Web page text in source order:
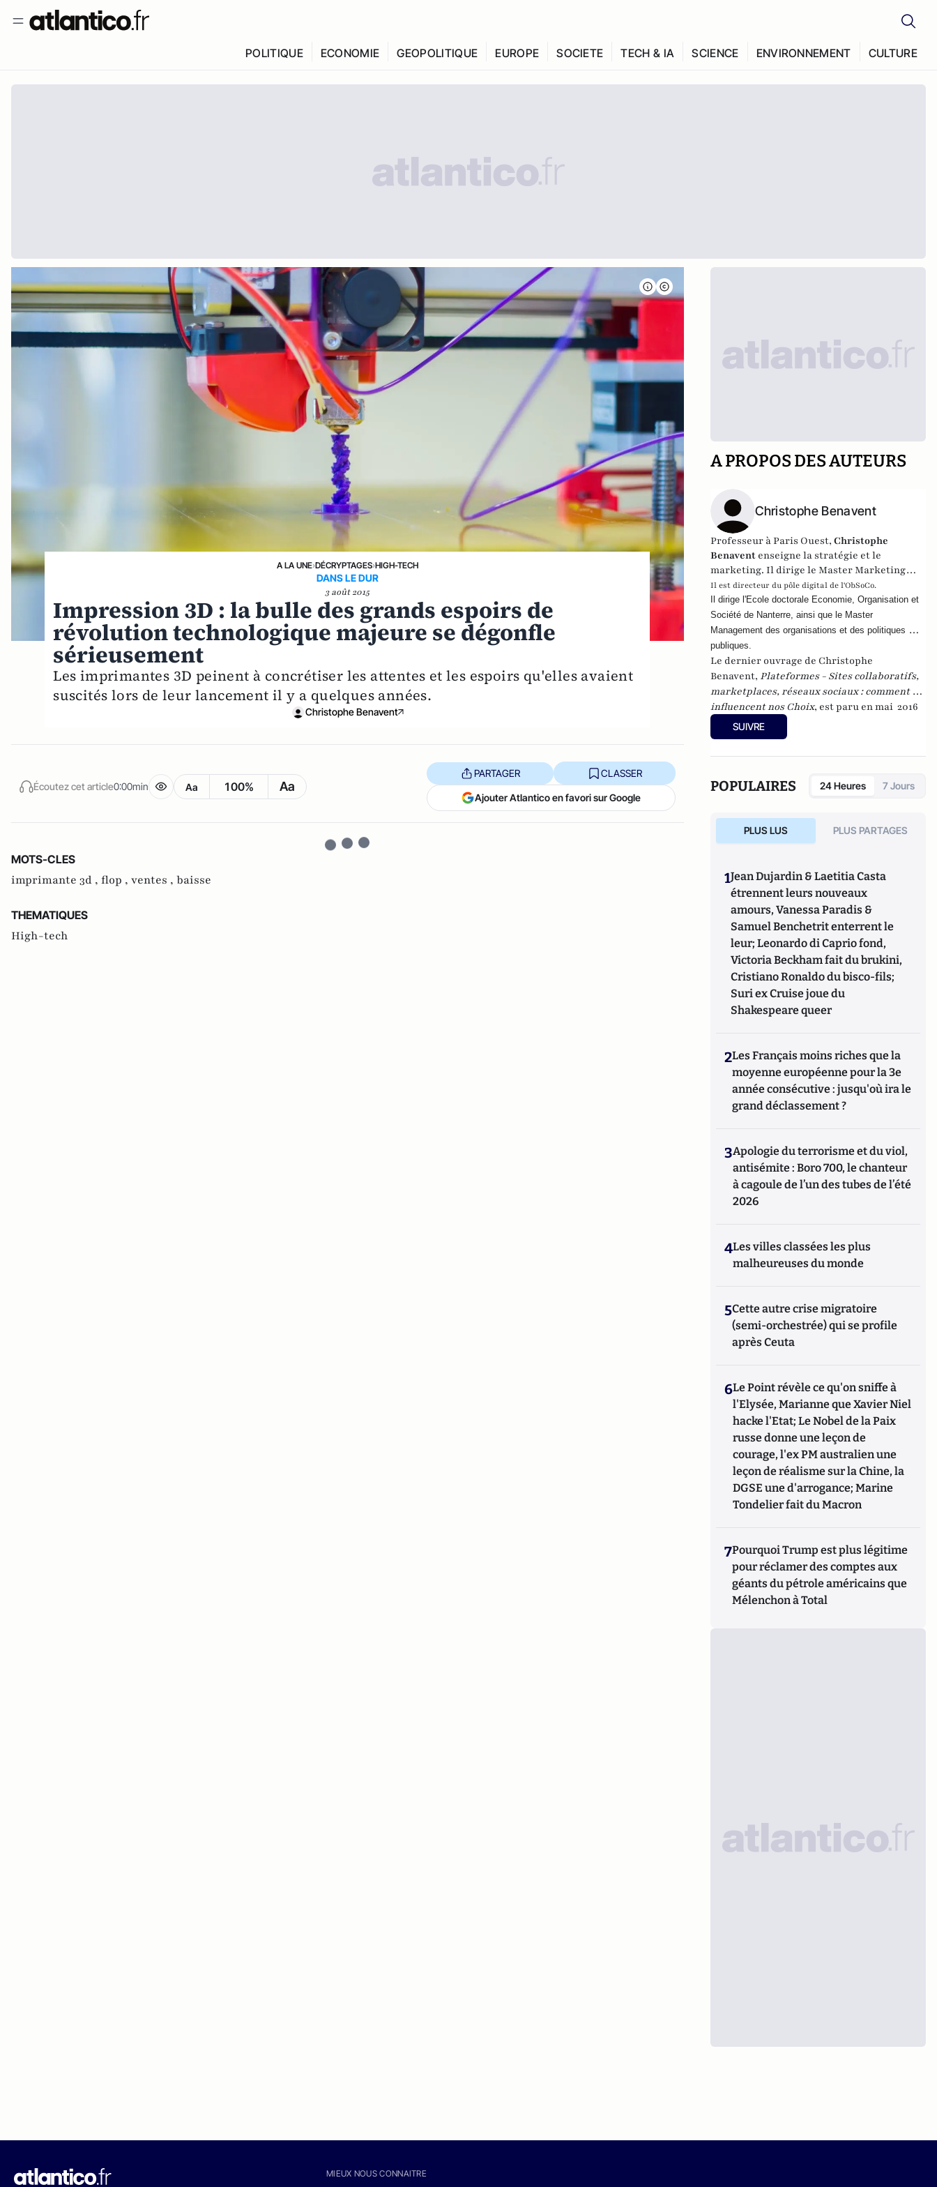
POLITIQUE ECONOMIE GEOPOLITIQUE EUROPE SOCIETE TECH & IA SCIENCE ENVIRONNEMENT CULTURE
A LA UNE›DÉCRYPTAGES›HIGH-TECH
DANS LE DUR
3 août 2015
Impression 3D : la bulle des grands espoirs de
révolution technologique majeure se dégonfle
sérieusement
Les imprimantes 3D peinent à concrétiser les attentes et les espoirs qu'elles avaient
suscités lors de leur lancement il y a quelques années.
Christophe Benavent
Écoutez cet article0:00min Aa 100% Aa
PARTAGER CLASSER
Ajouter Atlantico en favori sur Google
MOTS-CLES
imprimante 3d , flop , ventes , baisse
THEMATIQUES
High-tech
A PROPOS DES AUTEURS
Christophe Benavent
Professeur à Paris Ouest,Christophe
Benavent enseigne la stratégie et le
marketing. Il dirige le Master Marketing
opérationnel international.
Il est directeur du pôle digital del'ObSoCo.
Il dirige l'Ecole doctorale Economie, Organisation et
Société de Nanterre, ainsi que le Master
Management des organisations et des politiques
Le dernier ouvrage de Christophe
Benavent, Plateformes - Sites collaboratifs,
marketplaces, réseaux sociaux : comment ils
influencent nos Choix, est paru en mai 2016
(FYP editions).
SUIVRE
POPULAIRES 24 Heures 7 Jours
PLUS LUS PLUS PARTAGES
1Jean Dujardin & Laetitia Casta
étrennent leurs nouveaux
amours, Vanessa Paradis &
Samuel Benchetrit enterrent le
leur; Leonardo di Caprio fond,
Victoria Beckham fait du brukini,
Cristiano Ronaldo du bisco-fils;
Suri ex Cruise joue du
Shakespeare queer
2Les Français moins riches que la
moyenne européenne pour la 3e
année consécutive : jusqu'où ira le
grand déclassement ?
3Apologie du terrorisme et du viol,
antisémite : Boro 700, le chanteur
à cagoule de l’un des tubes de l’été
2026
4Les villes classées les plus
malheureuses du monde
5Cette autre crise migratoire
(semi-orchestrée) qui se profile
après Ceuta
6Le Point révèle ce qu'on sniffe à
l'Elysée, Marianne que Xavier Niel
hacke l'Etat; Le Nobel de la Paix
russe donne une leçon de
courage, l'ex PM australien une
leçon de réalisme sur la Chine, la
DGSE une d'arrogance; Marine
Tondelier fait du Macron
7Pourquoi Trump est plus légitime
pour réclamer des comptes aux
géants du pétrole américains que
Mélenchon à Total
MIEUX NOUS CONNAITRE